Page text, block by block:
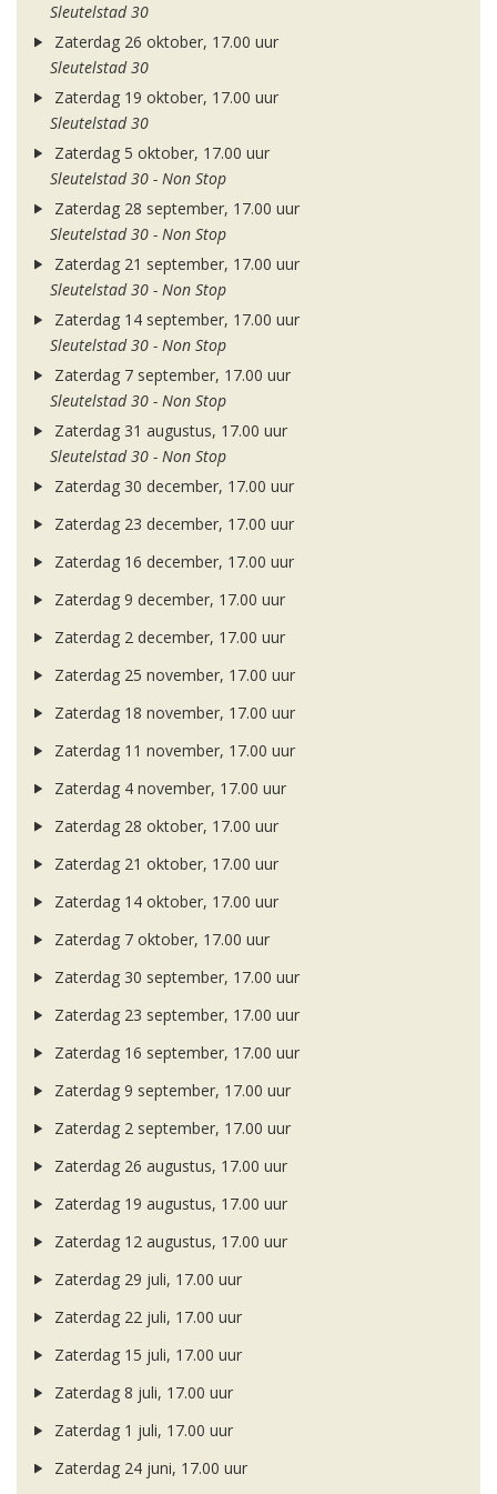
Sleutelstad 30
Zaterdag 26 oktober, 17.00 uur
Sleutelstad 30
Zaterdag 19 oktober, 17.00 uur
Sleutelstad 30
Zaterdag 5 oktober, 17.00 uur
Sleutelstad 30 - Non Stop
Zaterdag 28 september, 17.00 uur
Sleutelstad 30 - Non Stop
Zaterdag 21 september, 17.00 uur
Sleutelstad 30 - Non Stop
Zaterdag 14 september, 17.00 uur
Sleutelstad 30 - Non Stop
Zaterdag 7 september, 17.00 uur
Sleutelstad 30 - Non Stop
Zaterdag 31 augustus, 17.00 uur
Sleutelstad 30 - Non Stop
Zaterdag 30 december, 17.00 uur
Zaterdag 23 december, 17.00 uur
Zaterdag 16 december, 17.00 uur
Zaterdag 9 december, 17.00 uur
Zaterdag 2 december, 17.00 uur
Zaterdag 25 november, 17.00 uur
Zaterdag 18 november, 17.00 uur
Zaterdag 11 november, 17.00 uur
Zaterdag 4 november, 17.00 uur
Zaterdag 28 oktober, 17.00 uur
Zaterdag 21 oktober, 17.00 uur
Zaterdag 14 oktober, 17.00 uur
Zaterdag 7 oktober, 17.00 uur
Zaterdag 30 september, 17.00 uur
Zaterdag 23 september, 17.00 uur
Zaterdag 16 september, 17.00 uur
Zaterdag 9 september, 17.00 uur
Zaterdag 2 september, 17.00 uur
Zaterdag 26 augustus, 17.00 uur
Zaterdag 19 augustus, 17.00 uur
Zaterdag 12 augustus, 17.00 uur
Zaterdag 29 juli, 17.00 uur
Zaterdag 22 juli, 17.00 uur
Zaterdag 15 juli, 17.00 uur
Zaterdag 8 juli, 17.00 uur
Zaterdag 1 juli, 17.00 uur
Zaterdag 24 juni, 17.00 uur